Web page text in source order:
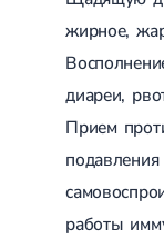
жирное,
диареи,
Прием
работы